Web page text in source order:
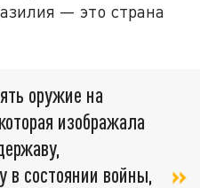
— это страна
оружие на
изображала
в состоянии войны,